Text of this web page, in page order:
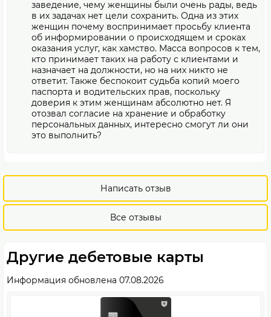
заведение, чему женщины были очень рады, ведь
в их задачах нет цели сохранить. Одна из этих
женщин почему воспринимает просьбу клиента
об информировании о происходящем и сроках
оказания услуг, как хамство. Масса вопросов к тем,
кто принимает таких на работу с клиентами и
назначает на должности, но на них никто не
ответит. Также беспокоит судьба копий моего
паспорта и водительских прав, поскольку
доверия к этим женщинам абсолютно нет. Я
отозвал согласие на хранение и обработку
персональных данных, интересно смогут ли они
это выполнить?
Написать отзыв
Все отзывы
Другие дебетовые карты
Информация обновлена 07.08.2026